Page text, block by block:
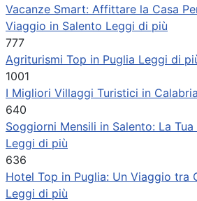
Vacanze Smart: Affittare la Casa
Viaggio in Salento Leggi di più
777
Agriturismi Top in Puglia Leggi di
1001
I Migliori Villaggi Turistici in Calabria
640
Soggiorni Mensili in Salento: La
Leggi di più
636
Hotel Top in Puglia: Un Viaggio tra
Leggi di più